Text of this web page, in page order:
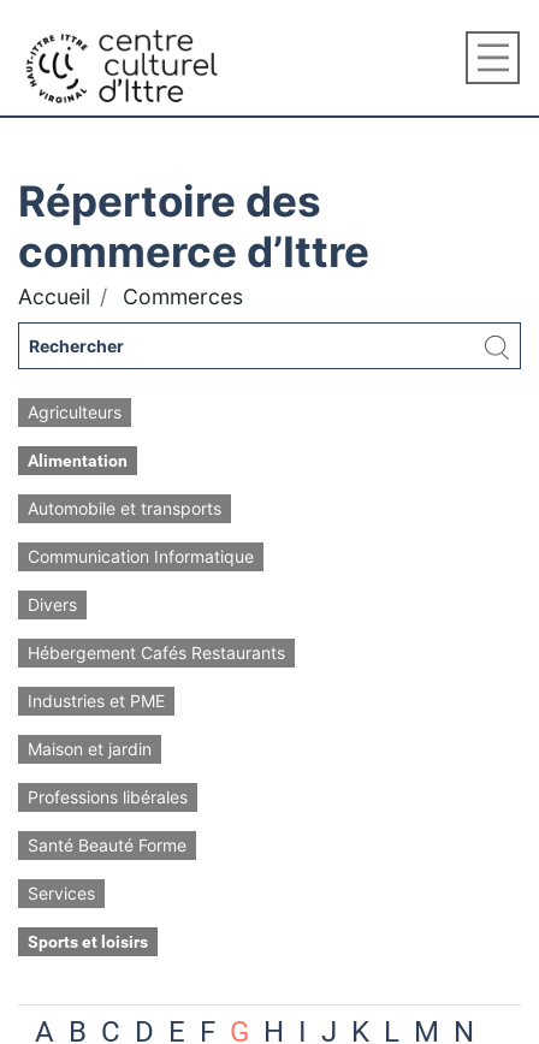
Répertoire des
commerce d’Ittre
Accueil Commerces
Agriculteurs
Alimentation
Automobile et transports
Communication Informatique
Divers
Hébergement Cafés Restaurants
Industries et PME
Maison et jardin
Professions libérales
Santé Beauté Forme
Services
Sports et loisirs
A B C D E F G H I J K L M N